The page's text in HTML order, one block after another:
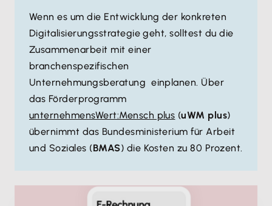
Wenn es um die Entwicklung der konkreten
Digitalisierungsstrategie geht, solltest du die
Zusammenarbeit mit einer
branchenspezifischen
Unternehmungsberatung einplanen. Über
das Förderprogramm
unternehmensWert:Mensch plus (uWM plus)
übernimmt das Bundesministerium für Arbeit
und Soziales (BMAS) die Kosten zu 80 Prozent.